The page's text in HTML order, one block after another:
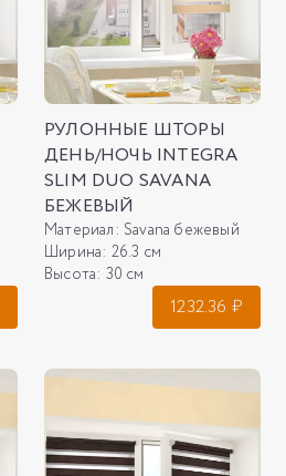
РУЛОННЫЕ ШТОРЫ
ДЕНЬ/НОЧЬ INTEGRA
SLIM DUO SAVANA
БЕЖЕВЫЙ
Материал: Savana бежевый
Ширина: 26.3 см
Высота: 30 см
1232.36 ₽